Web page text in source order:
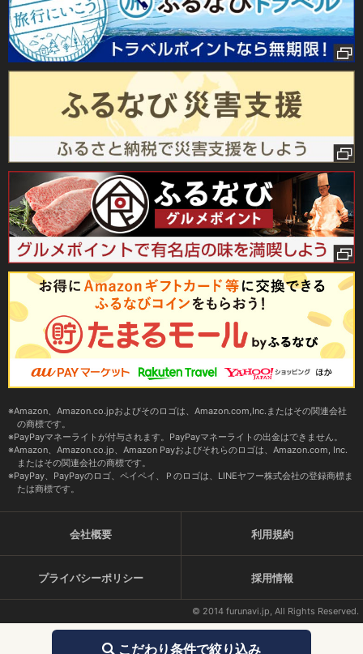
こだわり条件で絞り込み
Amazon、Amazon.co.jpおよびそのロゴは、Amazon.com,Inc.またはその関連会社
の商標です。
PayPayマネーライトが付与されます。PayPayマネーライトの出金はできません。
Amazon、Amazon.co.jp、Amazon Payおよびそれらのロゴは、Amazon.com, Inc.
またはその関連会社の商標です。
PayPay、PayPayのロゴ、ペイペイ、Ｐのロゴは、LINEヤフー株式会社の登録商標ま
たは商標です。
会社概要 利用規約
プライバシーポリシー 採用情報
© 2014 furunavi.jp, All Rights Reserved.